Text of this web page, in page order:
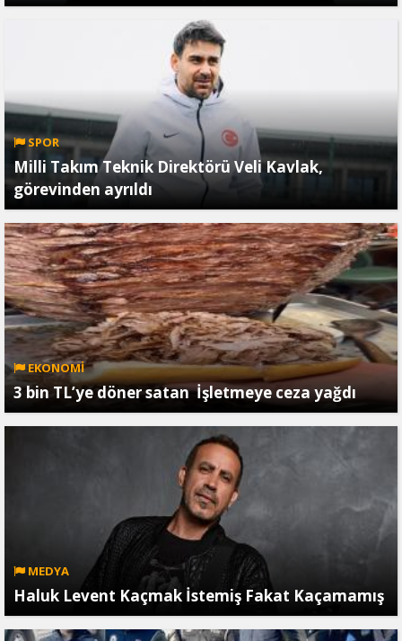
SPOR
Milli Takım Teknik Direktörü Veli Kavlak,
görevinden ayrıldı
EKONOMİ
3 bin TL’ye döner satan İşletmeye ceza yağdı
MEDYA
Haluk Levent Kaçmak İstemiş Fakat Kaçamamış